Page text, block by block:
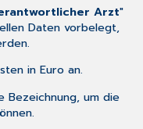
Arzt"
Daten vorbelegt,
in Euro an.
Bezeichnung, um die